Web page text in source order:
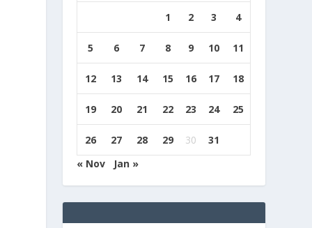
1 2 3 4
5 6 7 8 9 10 11
12 13 14 15 16 17 18
19 20 21 22 23 24 25
26 27 28 29 30
31
« Nov
Jan »